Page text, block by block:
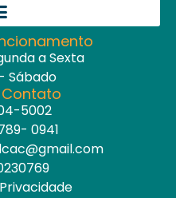
a Sexta
Sábado
Contato
5002
0941